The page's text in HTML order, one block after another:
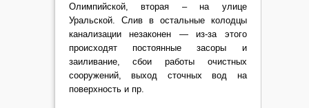
Олимпийской, вторая – на улице
Уральской. Слив в остальные колодцы
канализации незаконен — из-за этого
происходят постоянные засоры и
заиливание, сбои работы очистных
сооружений, выход сточных вод на
поверхность и пр.